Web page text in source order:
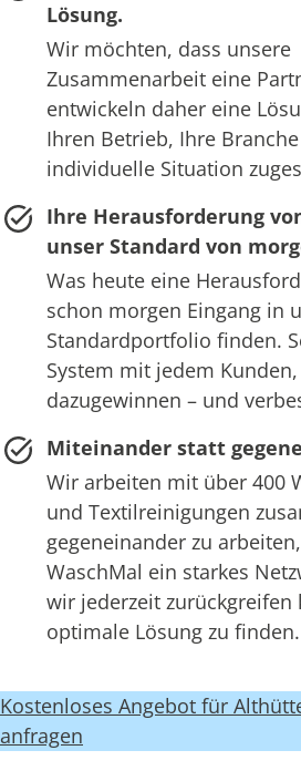
Lösung.
Wir möchten, dass unsere
Zusammenarbeit eine
entwickeln daher eine
Ihren Betrieb, Ihre
individuelle Situation
Ihre Herausforderung
unser Standard von
Was heute eine
schon morgen Eingang in
Standardportfolio finden.
System mit jedem
dazugewinnen – und
Miteinander statt
Wir arbeiten mit über 400
und Textilreinigungen
gegeneinander zu
WaschMal ein starkes
wir jederzeit zurückgreifen
optimale Lösung zu finden.
Kostenloses Angebot für
anfragen